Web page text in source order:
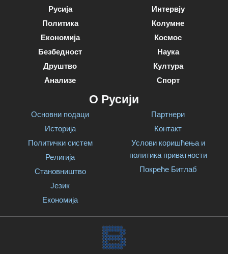
Русија
Политика
Економија
Безбедност
Друштво
Анализе
Интервју
Колумне
Космос
Наука
Култура
Спорт
О Русији
Основни подаци
Историја
Политички систем
Религија
Становништво
Језик
Економија
Партнери
Контакт
Услови коришћења и
политика приватности
Покреће Битлаб